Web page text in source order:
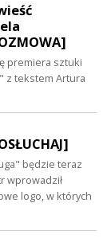
premiera sztuki
z tekstem Artura
będzie teraz
wprowadził
logo, w których